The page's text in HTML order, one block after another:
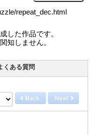
repeat_dec.html
した作品です。
知しません。
くある質問